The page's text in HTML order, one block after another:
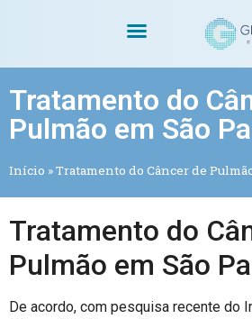
Tratamento do
Pulmão em São
Início »Tratamento do Câncer de
Tratamento do
Pulmão em São
De acordo, com pesquisa recente do